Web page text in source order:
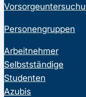
Personengruppen
Arbeitnehmer
Selbstständige
Studenten
Azubis